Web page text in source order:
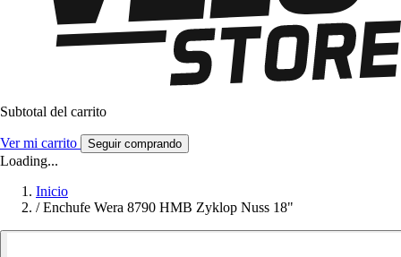
Subtotal del carrito
Ver mi carrito Seguir comprando
Loading...
Inicio
/ Enchufe Wera 8790 HMB Zyklop Nuss 18"